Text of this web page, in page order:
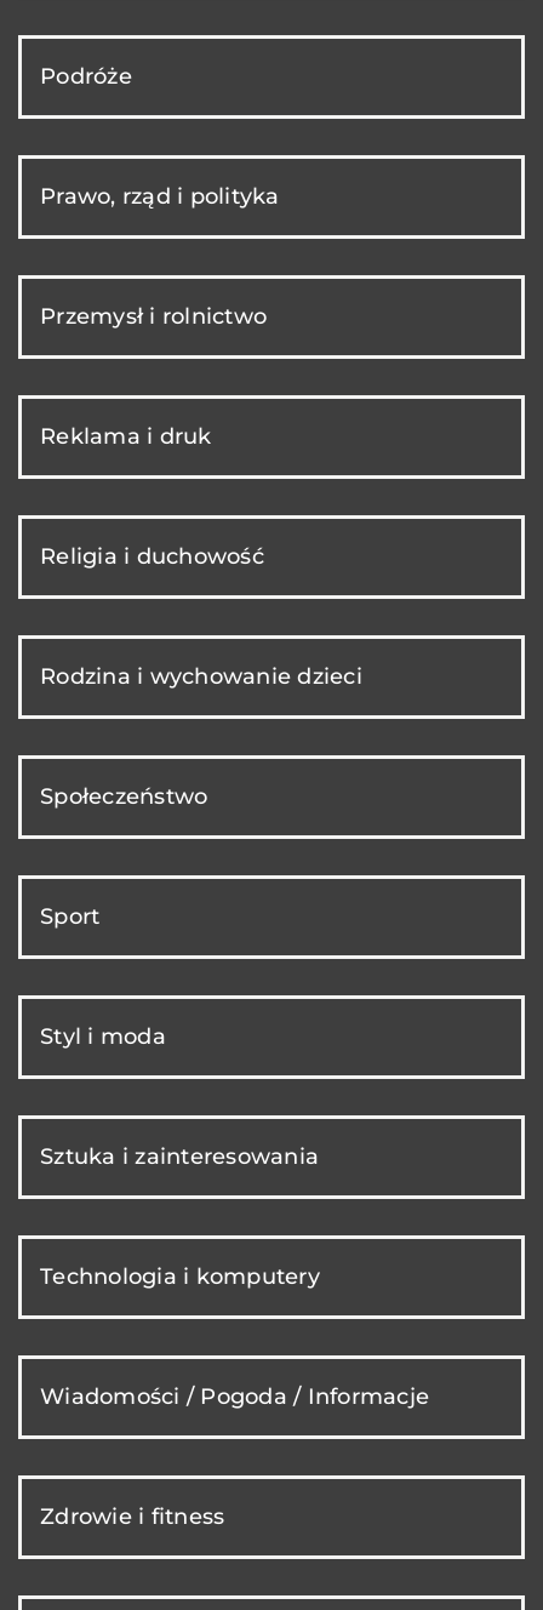
Podróże
Prawo, rząd i polityka
Przemysł i rolnictwo
Reklama i druk
Religia i duchowość
Rodzina i wychowanie dzieci
Społeczeństwo
Sport
Styl i moda
Sztuka i zainteresowania
Technologia i komputery
Wiadomości / Pogoda / Informacje
Zdrowie i fitness